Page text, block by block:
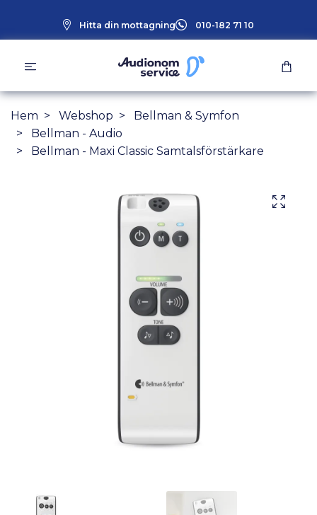
Hitta din mottagning 010-182 71 10
Hem Webshop
Bellman & Symfon
Bellman - Audio
Bellman - Maxi Classic Samtalsförstärkare